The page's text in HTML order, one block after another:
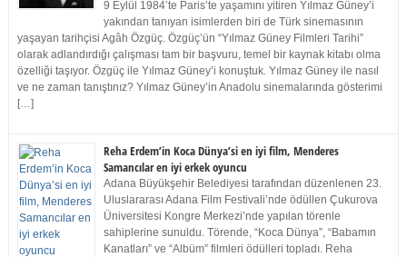
9 Eylül 1984’te Paris’te yaşamını yitiren Yılmaz Güney’i
yakından tanıyan isimlerden biri de Türk sinemasının
yaşayan tarihçisi Agâh Özgüç. Özgüç’ün “Yılmaz Güney Filmleri Tarihi”
olarak adlandırdığı çalışması tam bir başvuru, temel bir kaynak kitabı olma
özelliği taşıyor. Özgüç ile Yılmaz Güney’i konuştuk. Yılmaz Güney ile nasıl
ve ne zaman tanıştınız? Yılmaz Güney’in Anadolu sinemalarında gösterimi
[…]
Reha Erdem’in Koca Dünya’si en iyi film, Menderes
Samancılar en iyi erkek oyuncu
Adana Büyükşehir Belediyesi tarafından düzenlenen 23.
Uluslararası Adana Film Festivali’nde ödüllen Çukurova
Üniversitesi Kongre Merkezi’nde yapılan törenle
sahiplerine sunuldu. Törende, “Koca Dünya”, “Babamın
Kanatları” ve “Albüm” filmleri ödülleri topladı. Reha